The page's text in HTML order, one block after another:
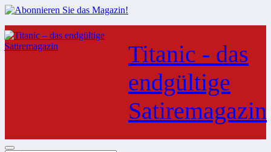
Zum
Inhalt
springen
Titanic - das
endgültige
Satiremagazin